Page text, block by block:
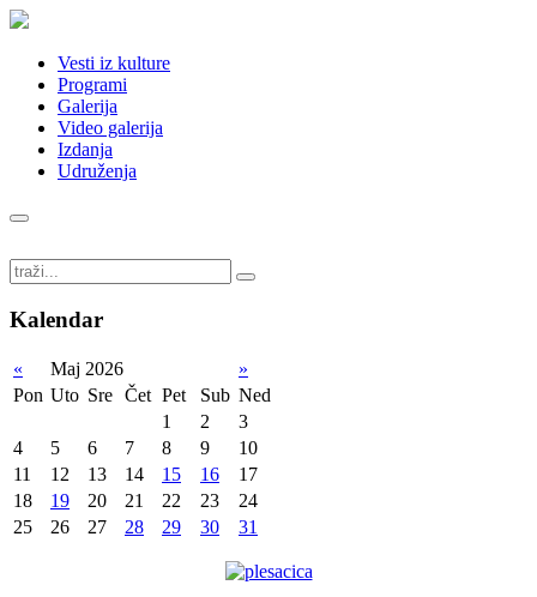
Vesti iz kulture
Programi
Galerija
Video galerija
Izdanja
Udruženja
Kalendar
« Maj 2026
»
Pon Uto Sre Čet Pet Sub Ned
1
2
3
4
5 6 7 8 9
10
11
12 13 14 15 16
17
18
19 20 21 22 23
24
25
26 27 28 29 30 31